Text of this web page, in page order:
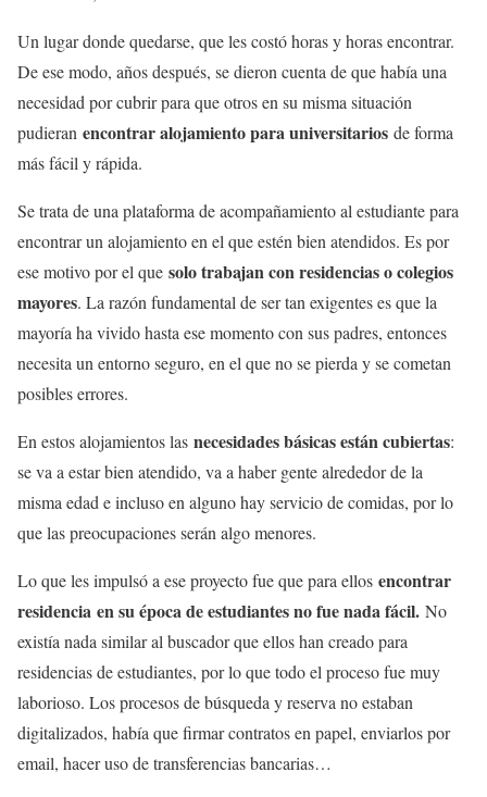
Un lugar donde quedarse, que les costó horas y horas encontrar.
De ese modo, años después, se dieron cuenta de que había una
necesidad por cubrir para que otros en su misma situación
pudieran encontrar alojamiento para universitarios de forma
más fácil y rápida.
Se trata de una plataforma de acompañamiento al estudiante para
encontrar un alojamiento en el que estén bien atendidos. Es por
ese motivo por el que solo trabajan con residencias o colegios
mayores. La razón fundamental de ser tan exigentes es que la
mayoría ha vivido hasta ese momento con sus padres, entonces
necesita un entorno seguro, en el que no se pierda y se cometan
posibles errores.
En estos alojamientos las necesidades básicas están cubiertas:
se va a estar bien atendido, va a haber gente alrededor de la
misma edad e incluso en alguno hay servicio de comidas, por lo
que las preocupaciones serán algo menores.
Lo que les impulsó a ese proyecto fue que para ellos encontrar
residencia en su época de estudiantes no fue nada fácil. No
existía nada similar al buscador que ellos han creado para
residencias de estudiantes, por lo que todo el proceso fue muy
laborioso. Los procesos de búsqueda y reserva no estaban
digitalizados, había que firmar contratos en papel, enviarlos por
email, hacer uso de transferencias bancarias…